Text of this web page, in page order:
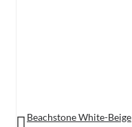
Beachstone White-Beige